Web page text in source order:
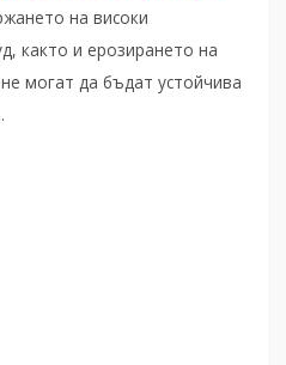
на високи
както и ерозирането на
могат да бъдат устойчива